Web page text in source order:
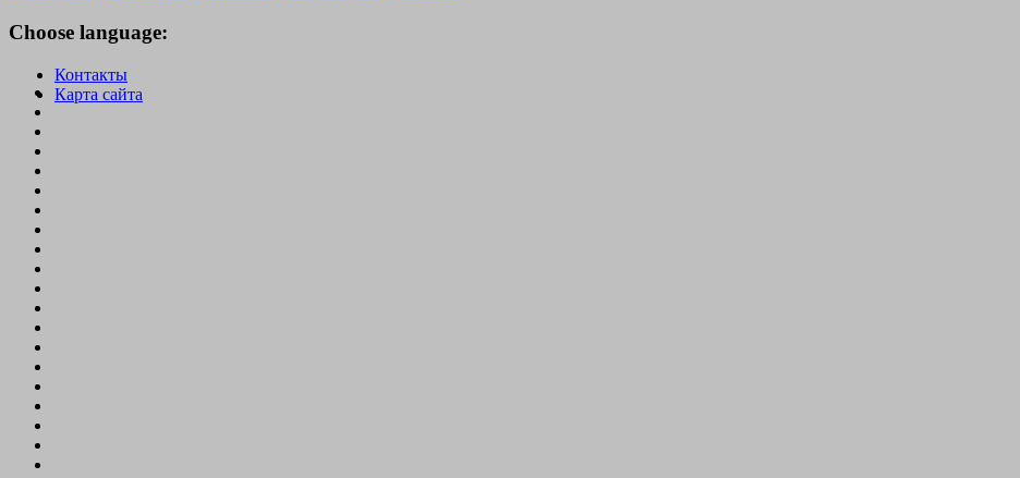
Choose language:
Контакты
Карта сайта